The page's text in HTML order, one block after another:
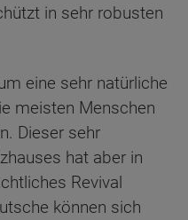
in sehr robusten
eine sehr natürliche
meisten Menschen
Dieser sehr
hat aber in
Revival
können sich